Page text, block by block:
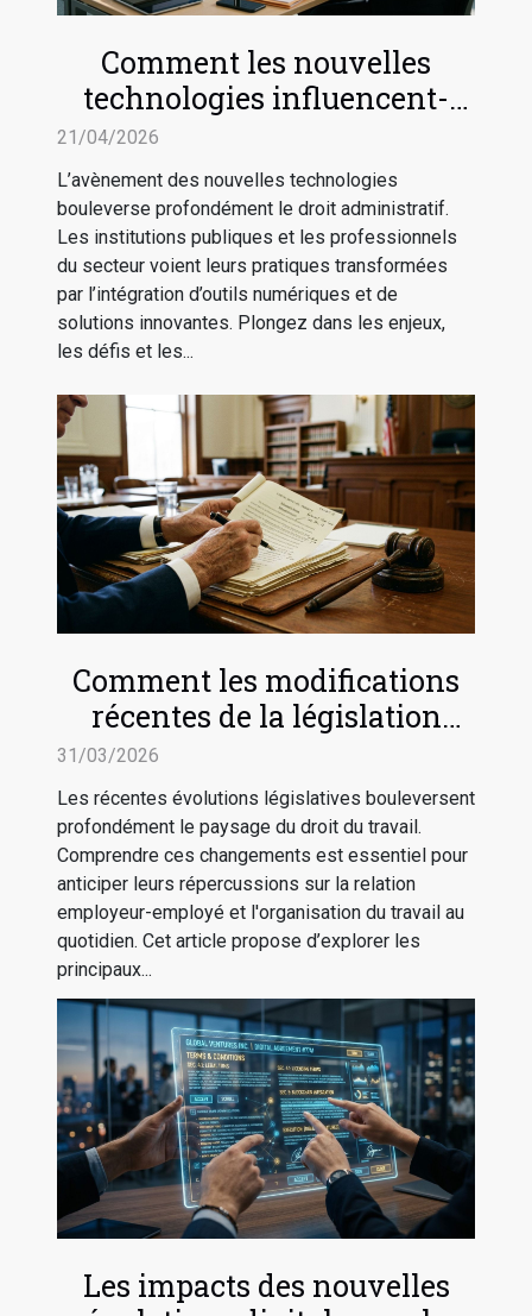
Comment les nouvelles
technologies influencent-
elles le droit administratif ?
21/04/2026
L’avènement des nouvelles technologies
bouleverse profondément le droit administratif.
Les institutions publiques et les professionnels
du secteur voient leurs pratiques transformées
par l’intégration d’outils numériques et de
solutions innovantes. Plongez dans les enjeux,
les défis et les...
Comment les modifications
récentes de la législation
impactent-elles le droit du
travail ?
31/03/2026
Les récentes évolutions législatives bouleversent
profondément le paysage du droit du travail.
Comprendre ces changements est essentiel pour
anticiper leurs répercussions sur la relation
employeur-employé et l'organisation du travail au
quotidien. Cet article propose d’explorer les
principaux...
Les impacts des nouvelles